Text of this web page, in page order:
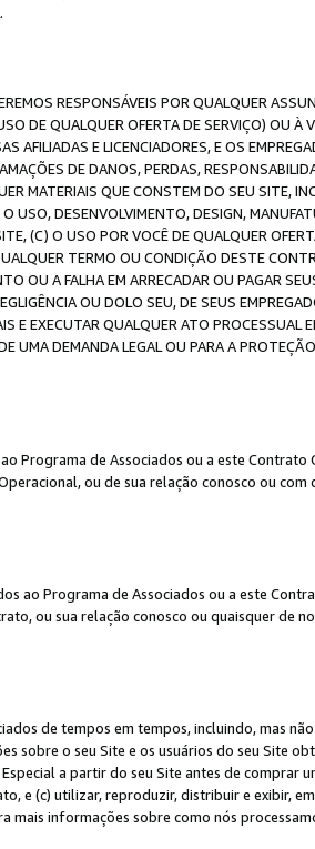
RESPONSÁVEIS POR QUALQUER
DE QUALQUER OFERTA DE SERVIÇO) OU À
AFILIADAS E LICENCIADORES, E OS
DE DANOS, PERDAS,
MATERIAIS QUE CONSTEM DO SEU SITE,
USO, DESENVOLVIMENTO, DESIGN,
(C) O USO POR VOCÊ DE QUALQUER
TERMO OU CONDIÇÃO DESTE
OU A FALHA EM ARRECADAR OU PAGAR
OU DOLO SEU, DE SEUS
E EXECUTAR QUALQUER ATO PROCESSUAL
UMA DEMANDA LEGAL OU PARA A
Programa de Associados ou a este
ou de sua relação conosco ou
ao Programa de Associados ou a este
ou sua relação conosco ou quaisquer de
de tempos em tempos, incluindo, mas
o seu Site e os usuários do seu Site
a partir do seu Site antes de comprar
e (c) utilizar, reproduzir, distribuir e exibir,
mais informações sobre como nós